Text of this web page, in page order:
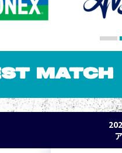
MATCH